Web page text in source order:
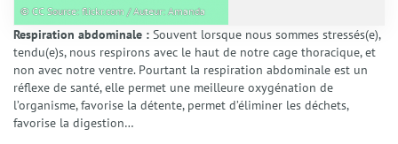
Tarifs
FAQ
Contact
© CC Source: flickr.com / Auteur: Amanda
Respiration abdominale : Souvent lorsque nous sommes stressés(e),
tendu(e)s, nous respirons avec le haut de notre cage thoracique, et
non avec notre ventre. Pourtant la respiration abdominale est un
réflexe de santé, elle permet une meilleure oxygénation de
l’organisme, favorise la détente, permet d’éliminer les déchets,
favorise la digestion…